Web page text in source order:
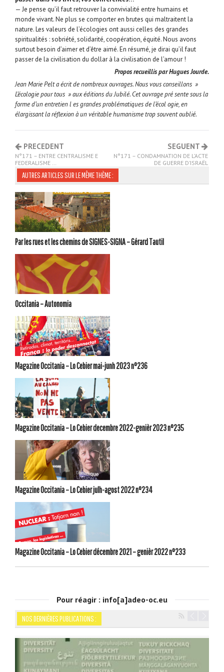
— Je pense qu’il faut retrouver la convivialité entre humains et
monde vivant. Ne plus se comporter en brutes qui maltraitent la
nature. Les valeurs de l’écologies ont aussi celles des grandes
spiritualités : sobriété, solidarité, coopération, équité. Nous avons
surtout besoin d’aimer et d’être aimé. En résumé, je dirai qu’il faut
passer de la civilisation du dollar à la civilisation de l’amour !
Propos recueillis par Hugues Jourde.
Jean Marie Pelt a écrit de nombreux ouvrages. Nous vous conseillons »
L’écologie pour tous » aux éditions du Jubilé. Cet ouvrage pré sente sous la
forme d’un entretien l es grandes problématiques de l’écol ogie, en
élargissant la réflexion à un véritable humanisme trop souvent oublié.
PRECEDENT
N°171 – ENTRE CENTRALISME E
FEDERALISME …
SEGUENT
N°171 – CONDAMNATION DE L’ACTE
DE GUERRE D’ISRAËL
AUTRES ARTICLES SUR LE MÊME THÈME :
Par les rues et les chemins de SIGNES-SIGNA – Gérard Tautil
Occitania – Autonomia
Magazine Occitania – Lo Cebier mai-junh 2023 n°236
Magazine Occitania – Lo Cebier decembre 2022-genièr 2023 n°235
Magazine Occitania – Lo Cebier julh-agost 2022 n°234
Magazine Occitania – Lo Cebier décembre 2021 – genièr 2022 n°233
Pour réagir : info[a]adeo-oc.eu
NOS DERNIÈRES PUBLICATIONS :
Navigation